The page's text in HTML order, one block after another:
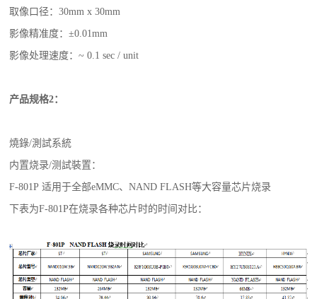
取像口径：30mm x 30mm
影像精准度：±0.01mm
影像处理速度：~ 0.1 sec / unit
产品规格2：
燒錄/測試系統
内置烧录/测試裝置：
F-801P 适用于全部eMMC、NAND FLASH等大容量芯片烧录
下表为F-801P在烧录各种芯片时的时间对比：